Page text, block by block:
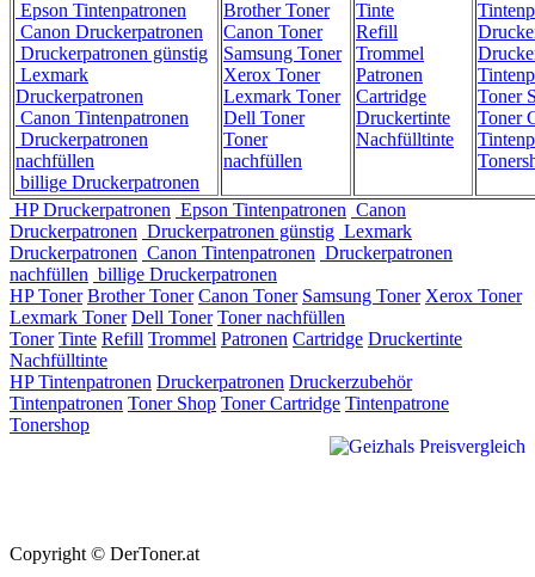
Epson Tintenpatronen
Canon Druckerpatronen
Druckerpatronen günstig
Lexmark
Druckerpatronen
Canon Tintenpatronen
Druckerpatronen
nachfüllen
billige Druckerpatronen
Brother Toner
Canon Toner
Samsung Toner
Xerox Toner
Lexmark Toner
Dell Toner
Toner
nachfüllen
Tinte
Refill
Trommel
Patronen
Cartridge
Druckertinte
Nachfülltinte
Toner
Toner
HP Druckerpatronen Epson Tintenpatronen Canon
Druckerpatronen Druckerpatronen günstig Lexmark
Druckerpatronen Canon Tintenpatronen Druckerpatronen
nachfüllen billige Druckerpatronen
HP Toner Brother Toner Canon Toner Samsung Toner Xerox Toner
Lexmark Toner Dell Toner Toner nachfüllen
Toner Tinte Refill Trommel Patronen Cartridge Druckertinte
Nachfülltinte
HP Tintenpatronen Druckerpatronen Druckerzubehör
Tintenpatronen Toner Shop Toner Cartridge Tintenpatrone
Tonershop
Copyright © DerToner.at